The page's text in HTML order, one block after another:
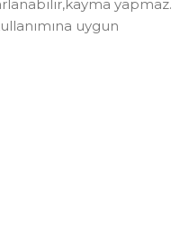
yapmaz.
uygun